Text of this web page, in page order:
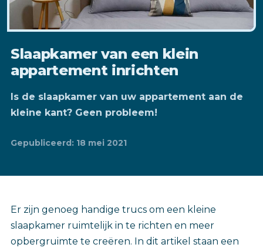
Slaapkamer van een klein
appartement inrichten
Is de slaapkamer van uw appartement aan de
kleine kant? Geen probleem!
Gepubliceerd: 18 mei 2021
Er zijn genoeg handige trucs om een kleine
slaapkamer ruimtelijk in te richten en meer
opbergruimte te creëren. In dit artikel staan een